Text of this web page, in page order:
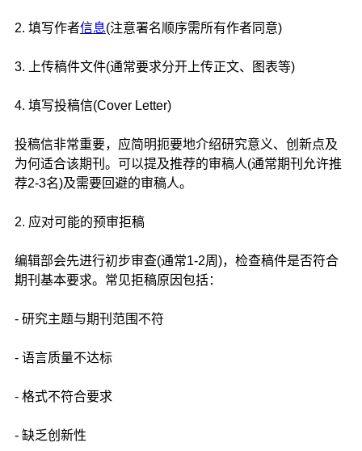
2. 填写作者信息(注意署名顺序需所有作者同意)
3. 上传稿件文件(通常要求分开上传正文、图表等)
4. 填写投稿信(Cover Letter)
投稿信非常重要，应简明扼要地介绍研究意义、创新点及
为何适合该期刊。可以提及推荐的审稿人(通常期刊允许推
荐2-3名)及需要回避的审稿人。
2. 应对可能的预审拒稿
编辑部会先进行初步审查(通常1-2周)，检查稿件是否符合
期刊基本要求。常见拒稿原因包括：
- 研究主题与期刊范围不符
- 语言质量不达标
- 格式不符合要求
- 缺乏创新性